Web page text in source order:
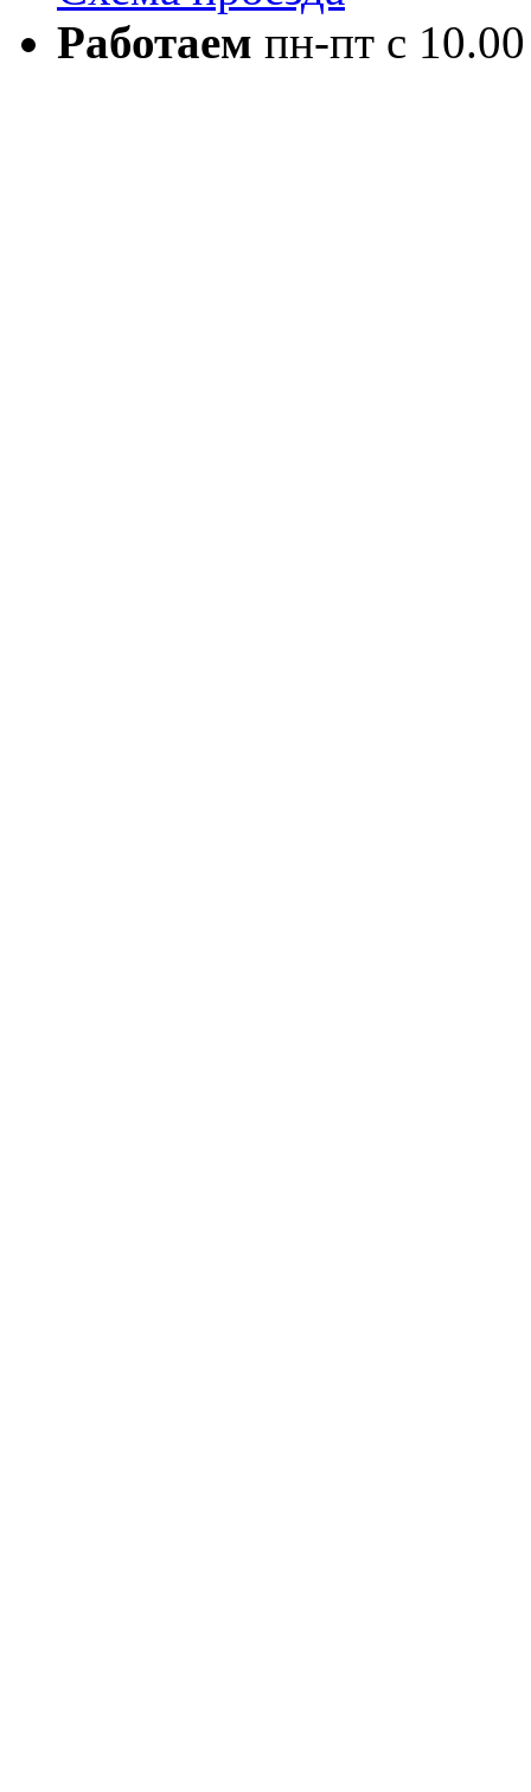
Работаем пн-пт с